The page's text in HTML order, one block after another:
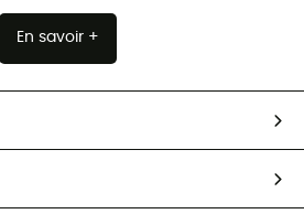
En savoir +